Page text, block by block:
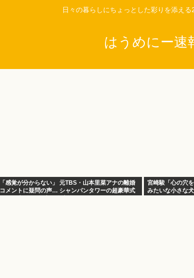
日々の暮らしにちょっとした彩りを添え
はうめにー速
「感覚が分からない」 元TBS・山本里菜アナの離婚
コメントに疑問の声… シャンパンタワーの超豪華式
宮崎駿「心の穴
みたいな小さな